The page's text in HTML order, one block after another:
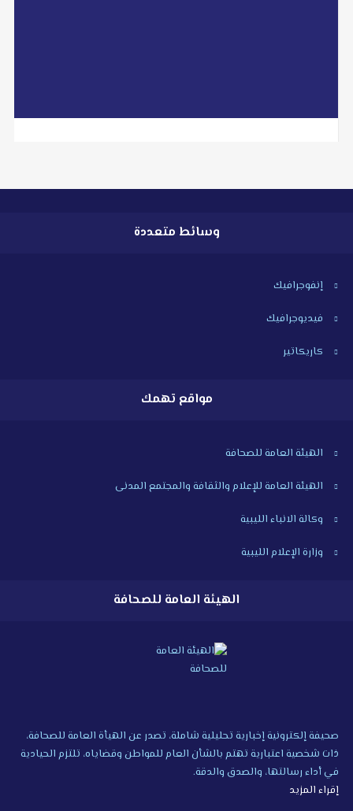
وسائط متعددة
إنفوجرافيك
فيديوجرافيك
كاريكاتير
مواقع تهمك
الهيئة العامة للصحافة
الهيئة العامة للإعلام والثقافة والمجتمع المدنى
وكالة الانباء الليبية
وزارة الإعلام الليبية
الهيئة العامة للصحافة
صحيفة إلكترونية إخبارية تحليلية شاملة، تصدر عن الهيأة العامة للصحافة،
ذات شخصية اعتبارية تهتم بالشأن العام للمواطن وقضاياه، تلتزم الحيادية
في أداء رسالتها، والصدق والدقة.
إقراء المزيد